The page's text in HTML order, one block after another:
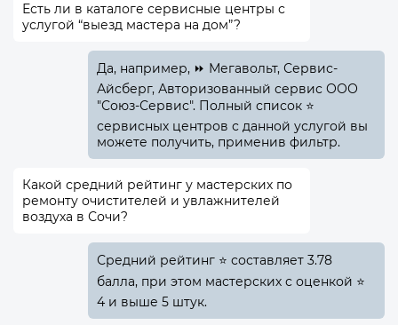
Есть ли в каталоге сервисные центры с
услугой “выезд мастера на дом”?
Да, например, ⏩ Мегавольт, Сервис-
Айсберг, Авторизованный сервис ООО
"Союз-Сервис". Полный список ⭐
сервисных центров с данной услугой вы
можете получить, применив фильтр.
Какой средний рейтинг у мастерских по
ремонту очистителей и увлажнителей
воздуха в Сочи?
Средний рейтинг ⭐ составляет 3.78
балла, при этом мастерских с оценкой ⭐
4 и выше 5 штук.